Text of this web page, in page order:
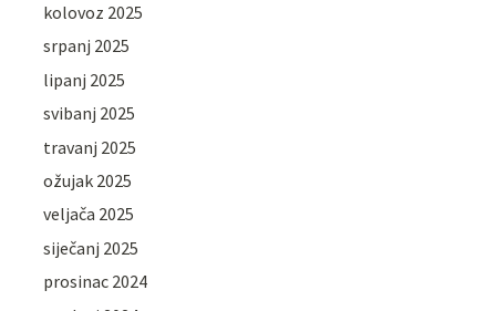
kolovoz 2025
srpanj 2025
lipanj 2025
svibanj 2025
travanj 2025
ožujak 2025
veljača 2025
siječanj 2025
prosinac 2024